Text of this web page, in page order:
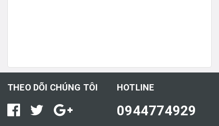
THEO DÕI CHÚNG TÔI HOTLINE
0944774929